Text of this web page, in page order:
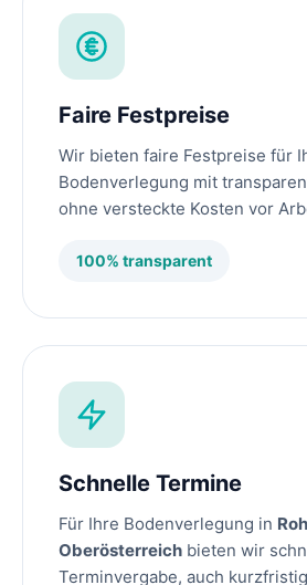
Faire Festpreise
Wir bieten faire Festpreise für
Bodenverlegung mit
ohne versteckte Kosten vor
100% transparent
Schnelle Termine
Für Ihre Bodenverlegung in
Oberösterreich bieten wir
Terminvergabe, auch